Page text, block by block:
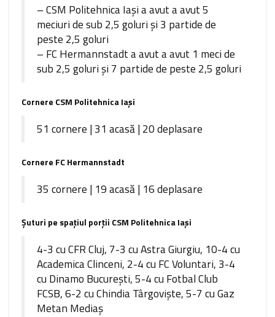
– CSM Politehnica Iași a avut a avut 5
meciuri de sub 2,5 goluri şi 3 partide de
peste 2,5 goluri
– FC Hermannstadt a avut a avut 1 meci de
sub 2,5 goluri şi 7 partide de peste 2,5 goluri
Cornere CSM Politehnica Iași
51 cornere | 31 acasă | 20 deplasare
Cornere FC Hermannstadt
35 cornere | 19 acasă | 16 deplasare
Şuturi pe spaţiul porţii CSM Politehnica Iași
4-3 cu CFR Cluj, 7-3 cu Astra Giurgiu, 10-4 cu
Academica Clinceni, 2-4 cu FC Voluntari, 3-4
cu Dinamo Bucureşti, 5-4 cu Fotbal Club
FCSB, 6-2 cu Chindia Târgovişte, 5-7 cu Gaz
Metan Mediaş